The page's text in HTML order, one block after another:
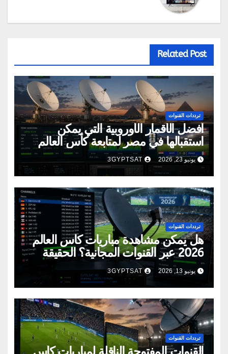
Related Post
ترددات القنوات
أفضل الأقمار الأوروبية التي يمكن
استقبالها في مصر لمتابعة كأس العالم
2026
يونيو 23, 2026 3GYPTSAT
ترددات القنوات
هل يمكن مشاهدة مباريات كأس العالم
2026 عبر القنوات المجانية؟ الحقيقة
الكاملة
يونيو 13, 2026 3GYPTSAT
ترددات القنوات